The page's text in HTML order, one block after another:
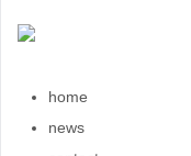
home
news